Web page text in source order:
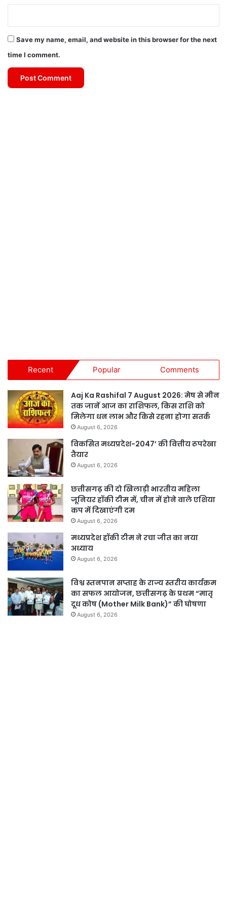
Save my name, email, and website in this browser for the next
time I comment.
Recent Popular Comments
Aaj Ka Rashifal 7 August 2026: मेष से मीन
तक जानें आज का राशिफल, किस राशि को
मिलेगा धन लाभ और किसे रहना होगा सतर्क
August 6, 2026
विकसित मध्यप्रदेश-2047’ की वित्तीय रूपरेखा
तैयार
August 6, 2026
छत्तीसगढ़ की दो खिलाड़ी भारतीय महिला
जूनियर हॉकी टीम में, चीन में होने वाले एशिया
कप में दिखाएंगी दम
August 6, 2026
मध्यप्रदेश हॉकी टीम ने रचा जीत का नया
अध्याय
August 6, 2026
विश्व स्तनपान सप्ताह के राज्य स्तरीय कार्यक्रम
का सफल आयोजन, छत्तीसगढ़ के प्रथम “मातृ
दूध कोष (Mother Milk Bank)” की घोषणा
August 6, 2026